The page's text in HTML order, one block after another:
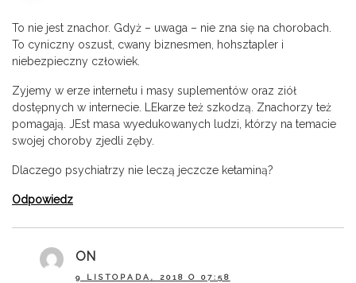
To nie jest znachor. Gdyż – uwaga – nie zna się na chorobach.
To cyniczny oszust, cwany biznesmen, hohsztapler i
niebezpieczny człowiek.
Zyjemy w erze internetu i masy suplementów oraz ziół
dostępnych w internecie. LEkarze też szkodzą. Znachorzy też
pomagają. JEst masa wyedukowanych ludzi, którzy na temacie
swojej choroby zjedli zęby.
Dlaczego psychiatrzy nie leczą jeczcze ketaminą?
Odpowiedz
ON
9 LISTOPADA, 2018 O 07:58